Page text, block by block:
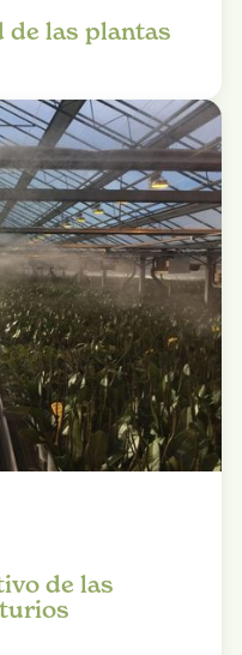
las plantas
de las